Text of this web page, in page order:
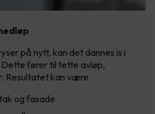
på nytt, kan det dannes is i
fører til tette avløp,
Resultatet kan være
og fasade